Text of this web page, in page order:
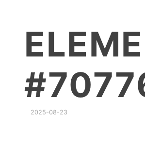
2025-08-23